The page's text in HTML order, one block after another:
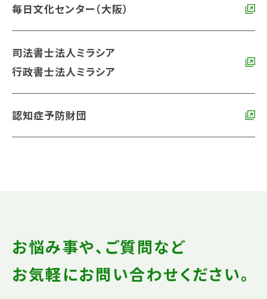
毎日文化センター（大阪）
司法書士法人ミラシア
行政書士法人ミラシア
認知症予防財団
お悩み事や、ご質問など
お気軽にお問い合わせください。